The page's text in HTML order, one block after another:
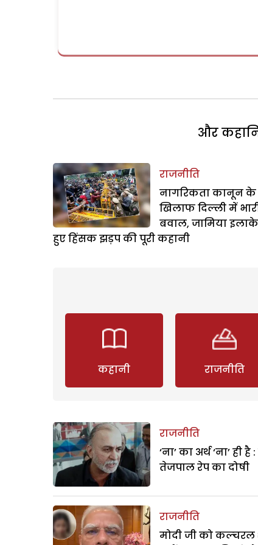
और
राजनीति
नागरिकता कानून के
खिलाफ दिल्ली में
बवाल, जामिया
हुए हिंसक झड़प की पूरी कहानी
कहानी राजनीति
राजनीति
‘ना’ का अर्थ ‘ना’ ही
तेजपाल रेप का दोषी
राजनीति
मोदी जी को कल्चरल